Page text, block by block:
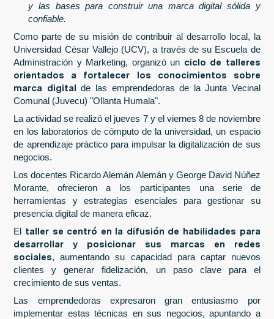
y las bases para construir una marca digital sólida y
confiable.
Como parte de su misión de contribuir al desarrollo local, la
Universidad César Vallejo (UCV), a través de su Escuela de
Administración y Marketing, organizó un ciclo de talleres
orientados a fortalecer los conocimientos sobre
marca digitalde las emprendedoras de la Junta Vecinal
Comunal (Juvecu) "Ollanta Humala".
La actividad se realizó el jueves 7 y el viernes 8 de noviembre
en los laboratorios de cómputo de la universidad, un espacio
de aprendizaje práctico para impulsar la digitalización de sus
negocios.
Los docentes Ricardo Alemán Alemán y George David Núñez
Morante, ofrecieron a los participantes una serie de
herramientas y estrategias esenciales para gestionar su
presencia digital de manera eficaz.
El taller se centró en la difusión de habilidades para
desarrollar y posicionar sus marcas en redes
sociales, aumentando su capacidad para captar nuevos
clientes y generar fidelización, un paso clave para el
crecimiento de sus ventas.
Las emprendedoras expresaron gran entusiasmo por
implementar estas técnicas en sus negocios, apuntando a